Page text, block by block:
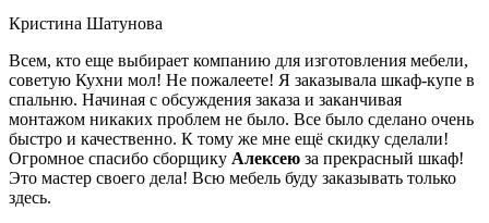
Кристина Шатунова
Всем, кто еще выбирает компанию для изготовления мебели,
советую Кухни мол! Не пожалеете! Я заказывала шкаф-купе в
спальню. Начиная с обсуждения заказа и заканчивая
монтажом никаких проблем не было. Все было сделано очень
быстро и качественно. К тому же мне ещё скидку сделали!
Огромное спасибо сборщику Алексею за прекрасный шкаф!
Это мастер своего дела! Всю мебель буду заказывать только
здесь.